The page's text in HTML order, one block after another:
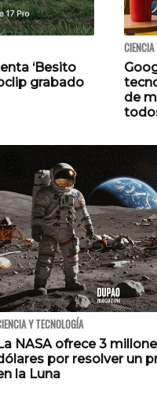
‘Besito
grabado
CIENCIA
de
Y TECNOLOGÍA
La NASA ofrece 3
por resolver un
la Luna